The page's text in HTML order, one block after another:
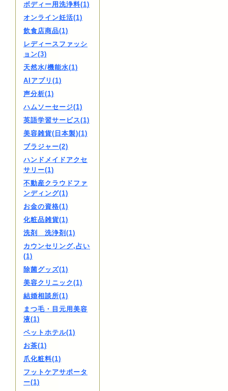
ボディー用洗浄料(1)
オンライン妊活(1)
飲食店商品(1)
レディースファッシ
ョン(3)
天然水/機能水(1)
AIアプリ(1)
声分析(1)
ハムソーセージ(1)
英語学習サービス(1)
美容雑貨(日本製)(1)
ブラジャー(2)
ハンドメイドアクセ
サリー(1)
不動産クラウドファ
ンディング(1)
お金の資格(1)
化粧品雑貨(1)
洗剤 洗浄剤(1)
カウンセリング,占い
(1)
除菌グッズ(1)
美容クリニック(1)
結婚相談所(1)
まつ毛・目元用美容
液(1)
ペットホテル(1)
お茶(1)
爪化粧料(1)
フットケアサポータ
ー(1)